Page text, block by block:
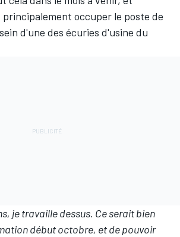
occuper le poste de
d'une des écuries d'usine du
je travaille dessus. Ce serait bien
début octobre, et de pouvoir